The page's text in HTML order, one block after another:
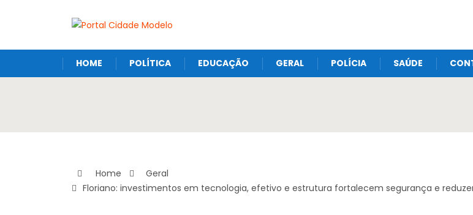
HOME POLÍTICA EDUCAÇÃO GERAL POLÍCIA SAÚDE
Home
Geral
Floriano: investimentos em tecnologia, efetivo e estrutura fortalecem segurança e